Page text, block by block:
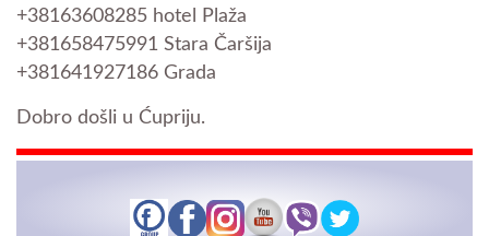
+38163608285 hotel Plaža
+381658475991 Stara Čaršija
+381641927186 Grada
Dobro došli u Ćupriju.